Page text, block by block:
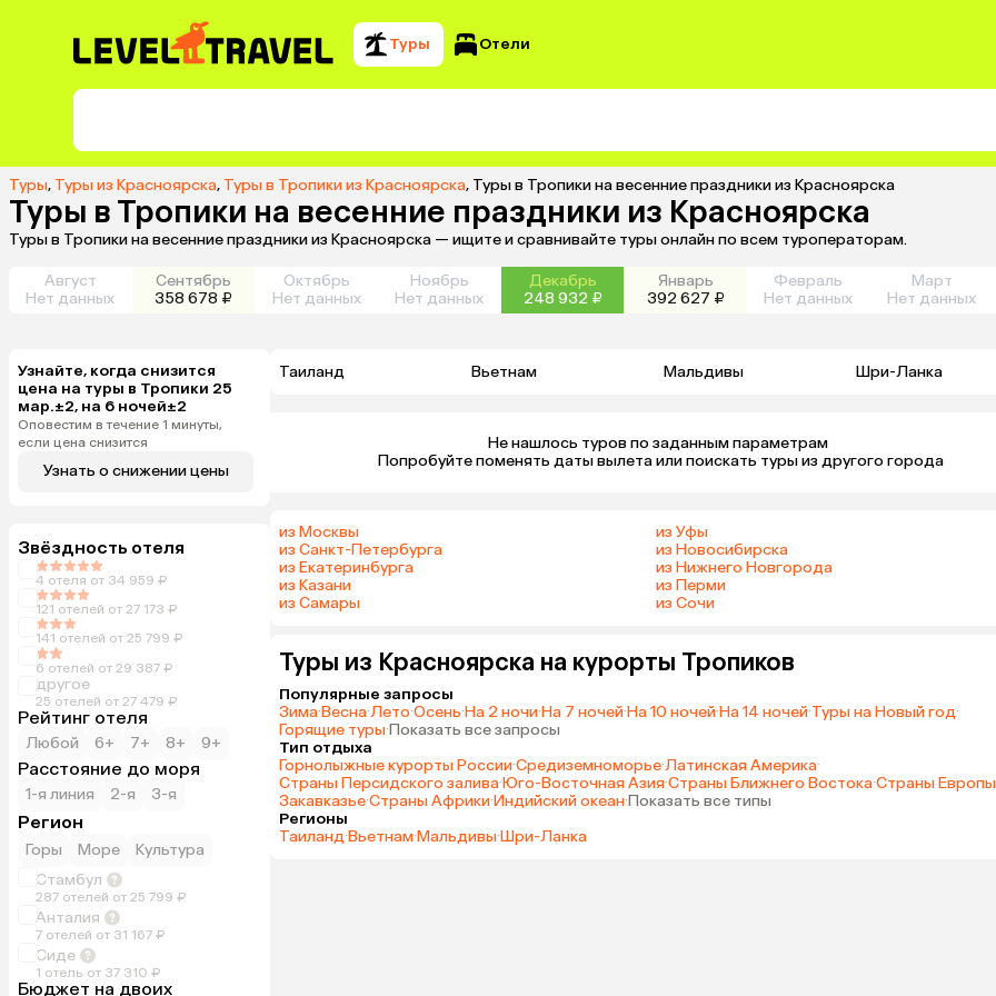
Туры Отели
Туры, Туры из Красноярска, Туры в Тропики из Красноярска, Туры в Тропики на весенние праздники из Красноярска
Туры в Тропики на весенние праздники из Красноярска
Туры в Тропики на весенние праздники из Красноярска — ищите и сравнивайте туры онлайн по всем туроператорам.
Август
Нет данных
Сентябрь
358 678 ₽
Октябрь
Нет данных
Ноябрь
Нет данных
Декабрь
248 932 ₽
Январь
392 627 ₽
Февраль
Нет данных
Март
Нет данных
Узнайте, когда снизится
цена на туры в Тропики 25
мар.±2, на 6 ночей±2
Оповестим в течение 1 минуты,
если цена снизится
Узнать о снижении цены
Звёздность отеля
4 отеля от 34 959 ₽
121 отелей от 27 173 ₽
141 отелей от 25 799 ₽
6 отелей от 29 387 ₽
другое
25 отелей от 27 479 ₽
Рейтинг отеля
Любой 6+ 7+ 8+ 9+
Расстояние до моря
1-я линия 2-я 3-я
Регион
Горы Море
Культура
Стамбул
287 отелей от 25 799 ₽
Анталия
7 отелей от 31 167 ₽
Сиде
1 отель от 37 310 ₽
Бюджет на двоих
Таиланд Вьетнам Мальдивы Шри-Ланка
Не нашлось туров по заданным параметрам
Попробуйте поменять даты вылета или поискать туры из другого города
из Москвы
из Санкт-Петербурга
из Екатеринбурга
из Казани
из Самары
из Уфы
из Новосибирска
из Нижнего Новгорода
из Перми
из Сочи
Туры из Красноярска на курорты Тропиков
Популярные запросы
Зима·Весна·Лето·Осень·На 2 ночи·На 7 ночей·На 10 ночей·На 14 ночей·Туры на Новый год·
Горящие туры·Показать все запросы
Тип отдыха
Горнолыжные курорты России·Средиземноморье·Латинская Америка·
Страны Персидского залива·Юго-Восточная Азия·Страны Ближнего Востока·Страны Европы
Закавказье·Страны Африки·Индийский океан·Показать все типы
Регионы
Таиланд·Вьетнам·Мальдивы·Шри-Ланка